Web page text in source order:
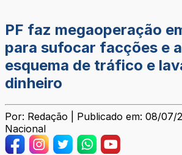
PF faz megaoperação
para sufocar facções e
esquema de tráfico e
dinheiro
Por: Redação | Publicado em: 08/07/
Nacional